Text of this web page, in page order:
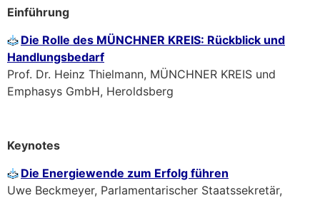
Einführung
Die Rolle des MÜNCHNER KREIS: Rückblick und
Handlungsbedarf
Prof. Dr. Heinz Thielmann, MÜNCHNER KREIS und
Emphasys GmbH, Heroldsberg
Keynotes
Die Energiewende zum Erfolg führen
Uwe Beckmeyer, Parlamentarischer Staatssekretär,